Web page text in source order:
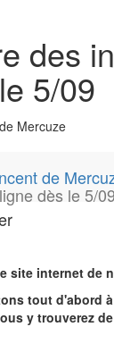
des
5/09
dès le 5/09
site internet de
tout d'abord à
y trouverez